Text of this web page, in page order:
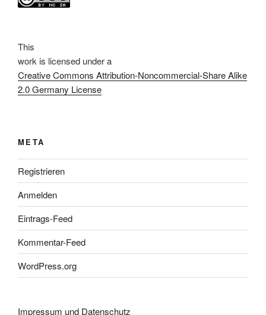
This
work is licensed under a
Creative Commons Attribution-Noncommercial-Share Alike
2.0 Germany License
META
Registrieren
Anmelden
Eintrags-Feed
Kommentar-Feed
WordPress.org
Impressum und Datenschutz